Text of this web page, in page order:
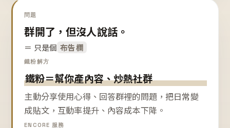
問題
群開了，但沒人說話。
＝ 只是個 布告欄
鐵粉解方
鐵粉＝幫你產內容、炒熱社群
主動分享使用心得、回答群裡的問題，把日常變
成貼文，互動率提升、內容成本下降。
ENCORE 服務